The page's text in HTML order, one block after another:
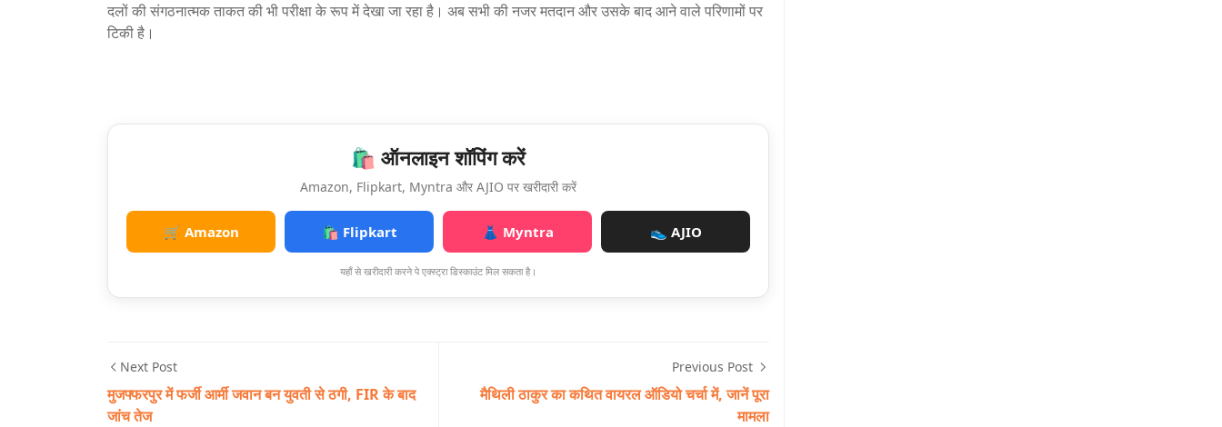
दलों की संगठनात्मक ताकत की भी परीक्षा के रूप में देखा जा रहा है। अब सभी की नजर मतदान और उसके बाद आने वाले परिणामों पर
टिकी है।
🛍️ ऑनलाइन शॉपिंग करें
Amazon, Flipkart, Myntra और AJIO पर खरीदारी करें
🛒 Amazon 🛍️ Flipkart 👗 Myntra 👟 AJIO
यहाँ से खरीदारी करने पे एक्स्ट्रा डिस्काउंट मिल सकता है।
Next Post
मुजफ्फरपुर में फर्जी आर्मी जवान बन युवती से ठगी, FIR के बाद
जांच तेज
Previous Post
मैथिली ठाकुर का कथित वायरल ऑडियो चर्चा में, जानें पूरा
मामला